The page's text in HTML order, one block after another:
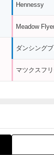
Hennessy
Meadow
ダンシング
マツクスフリ